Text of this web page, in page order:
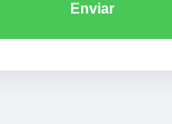
Enviar